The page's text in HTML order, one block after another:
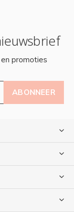
promoties
ABONNEER